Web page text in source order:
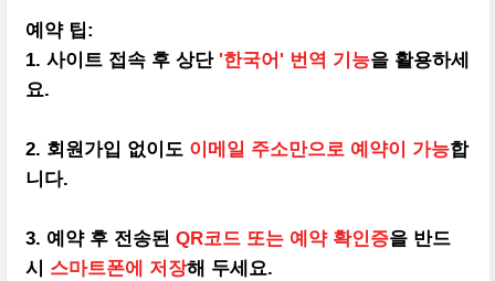
예약 팁:
1. 사이트 접속 후 상단 '한국어' 번역 기능을 활용하세
요.
2. 회원가입 없이도 이메일 주소만으로 예약이 가능합
니다.
3. 예약 후 전송된 QR코드 또는 예약 확인증을 반드
시 스마트폰에 저장해 두세요.